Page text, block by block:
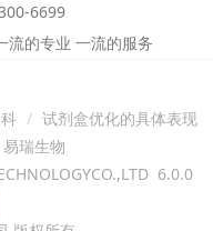
6699
流的专业 一流的服务
试剂盒优化的具体表现
易瑞生物
6.0.0